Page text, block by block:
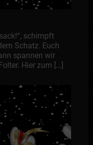
schimpft
Schatz. Euch
spannen wir
Hier zum […]